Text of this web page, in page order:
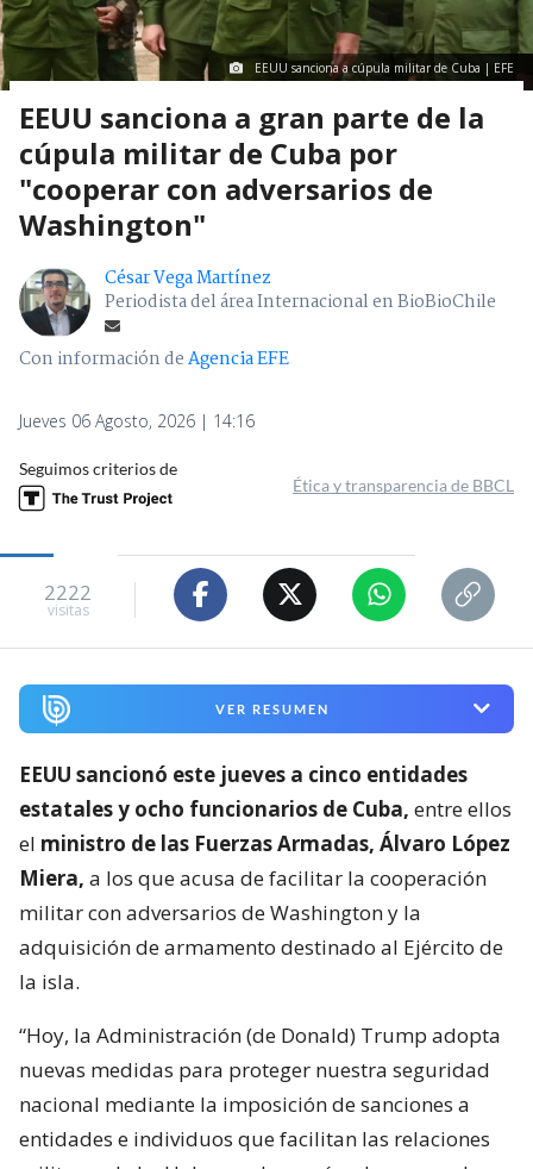
EEUU sanciona a cúpula militar de Cuba | EFE
EEUU sanciona a gran parte de la
cúpula militar de Cuba por
"cooperar con adversarios de
Washington"
César Vega Martínez
Periodista del área Internacional en BioBioChile
Con información deAgencia EFE
Jueves 06 Agosto, 2026 | 14:16
Seguimos criterios de
Ética y transparencia de BBCL
2222
visitas
VER RESUMEN
EEUU sancionó este jueves a cinco entidades
estatales y ocho funcionarios de Cuba, entre ellos
el ministro de las Fuerzas Armadas, Álvaro López
Miera, a los que acusa de facilitar la cooperación
militar con adversarios de Washington y la
adquisición de armamento destinado al Ejército de
la isla.
“Hoy, la Administración (de Donald) Trump adopta
nuevas medidas para proteger nuestra seguridad
nacional mediante la imposición de sanciones a
entidades e individuos que facilitan las relaciones